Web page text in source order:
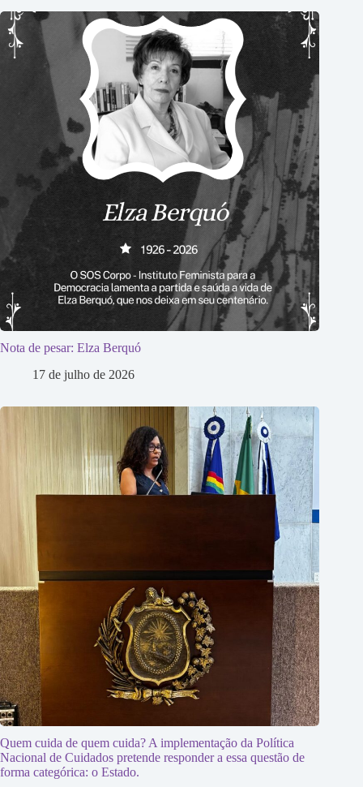
Nota de pesar: Elza Berquó
17 de julho de 2026
Quem cuida de quem cuida? A implementação da Política
Nacional de Cuidados pretende responder a essa questão de
forma categórica: o Estado.